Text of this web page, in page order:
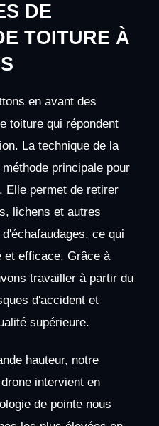
DE
TOITURE À
en avant des
toiture qui répondent
La technique de la
principale pour
Elle permet de retirer
lichens et autres
ce qui
et efficace. Grâce à
travailler à partir du
d'accident et
supérieure.
hauteur, notre
intervient en
de pointe nous